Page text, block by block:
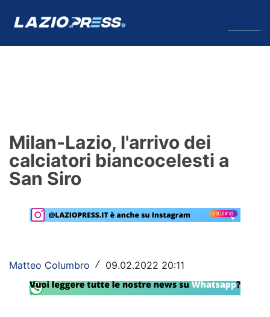
Formello
Infortuni
Primavera
Lazio Women
Rassegna Lazio
Milan-Lazio, l'arrivo dei
calciatori biancocelesti a
San Siro
Matteo Columbro / 09.02.2022 20:11